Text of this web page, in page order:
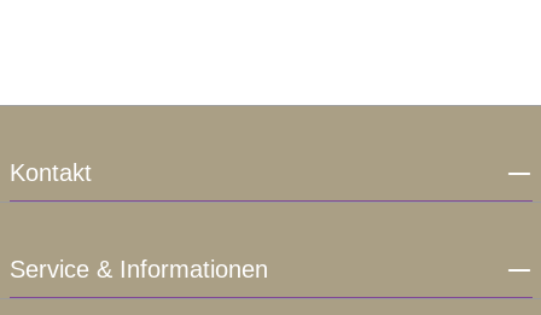
Kontakt
Service & Informationen